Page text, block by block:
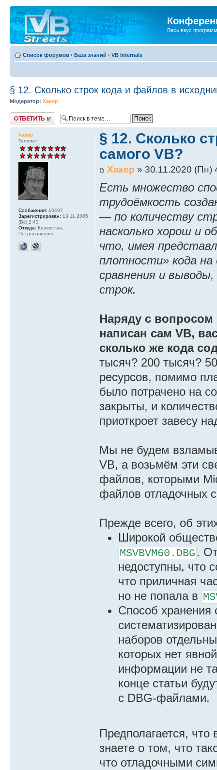
Весь вкус
Список форумов ‹ База знаний ‹ VB Internals
§ 12. Сколько строк кода и файлов в
Модератор: Хакер
Ответить
Хакер
Телепат
Сообщения: 16497
Зарегистрирован: 13.11.2005
(Вс) 2:43
Откуда: Казахстан,
Петропавловск
§ 12. Сколько
самого VB?
Хакер » 30.11.2020 (Пн)
Есть множество
трудоёмкость
— по количеству
насколько хорош и
что, имея
плотности» кода на
сравнения и
строк.
Наряду с вопросом
написан сам VB,
сколько же кода
тысяч? 200 тысяч?
ресурсов, помимо
было потрачено на
закрыты, и
приоткроет завесу
Мы не будем
VB, а возьмём эти
файлов, которыми
файлов отладочных
Прежде всего, об
Широкой
MSVBVM60.DBG .
недоступны, что
что приличная
но не попала в
Способ
наборов
которых нет
информации не
конце статьи
с DBG-файлами.
Предполагается,
знаете о том, что
что отладочными